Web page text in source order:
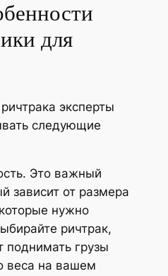
для
эксперты
следующие
Это важный
зависит от размера
нужно
ричтрак,
поднимать грузы
веса на вашем